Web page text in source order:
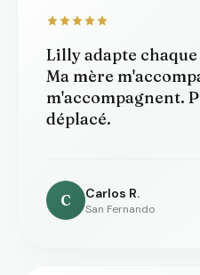
Lilly adapte
Ma mère
m'accompagnent.
déplacé.
C Carlos R.
San Fernando